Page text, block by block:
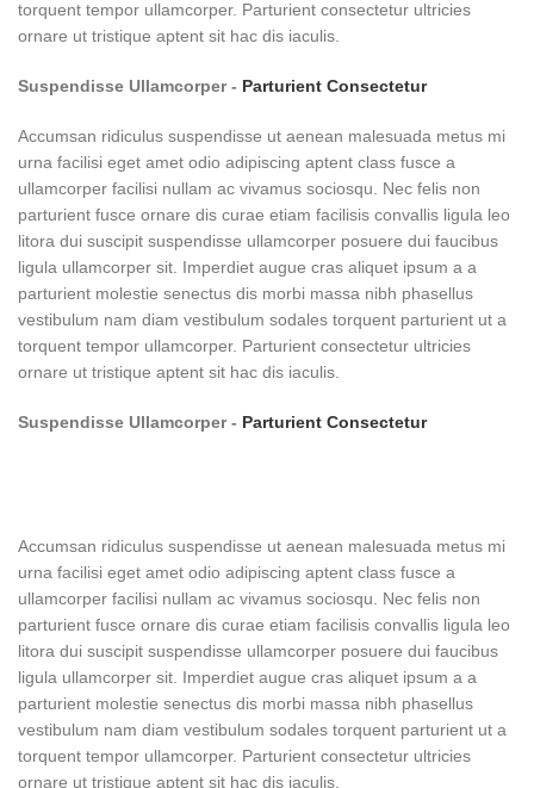
torquent tempor ullamcorper. Parturient consectetur ultricies
ornare ut tristique aptent sit hac dis iaculis.
Suspendisse Ullamcorper - Parturient Consectetur
Accumsan ridiculus suspendisse ut aenean malesuada metus mi
urna facilisi eget amet odio adipiscing aptent class fusce a
ullamcorper facilisi nullam ac vivamus sociosqu. Nec felis non
parturient fusce ornare dis curae etiam facilisis convallis ligula leo
litora dui suscipit suspendisse ullamcorper posuere dui faucibus
ligula ullamcorper sit. Imperdiet augue cras aliquet ipsum a a
parturient molestie senectus dis morbi massa nibh phasellus
vestibulum nam diam vestibulum sodales torquent parturient ut a
torquent tempor ullamcorper. Parturient consectetur ultricies
ornare ut tristique aptent sit hac dis iaculis.
Suspendisse Ullamcorper - Parturient Consectetur
Accumsan ridiculus suspendisse ut aenean malesuada metus mi
urna facilisi eget amet odio adipiscing aptent class fusce a
ullamcorper facilisi nullam ac vivamus sociosqu. Nec felis non
parturient fusce ornare dis curae etiam facilisis convallis ligula leo
litora dui suscipit suspendisse ullamcorper posuere dui faucibus
ligula ullamcorper sit. Imperdiet augue cras aliquet ipsum a a
parturient molestie senectus dis morbi massa nibh phasellus
vestibulum nam diam vestibulum sodales torquent parturient ut a
torquent tempor ullamcorper. Parturient consectetur ultricies
ornare ut tristique aptent sit hac dis iaculis.